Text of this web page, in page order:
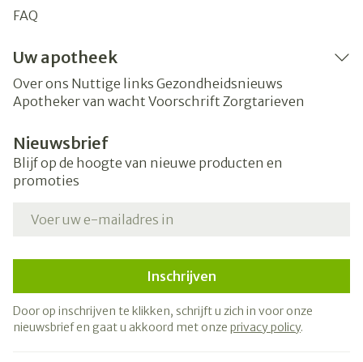
FAQ
Uw apotheek
Over ons Nuttige links Gezondheidsnieuws
Apotheker van wacht Voorschrift Zorgtarieven
Nieuwsbrief
Blijf op de hoogte van nieuwe producten en
promoties
Inschrijven
Door op inschrijven te klikken, schrijft u zich in voor onze
nieuwsbrief en gaat u akkoord met onze privacy policy.